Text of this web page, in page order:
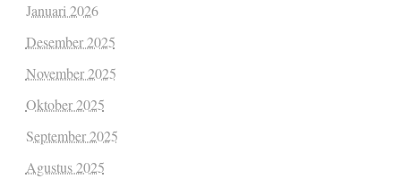
Januari 2026
Desember 2025
November 2025
Oktober 2025
September 2025
Agustus 2025